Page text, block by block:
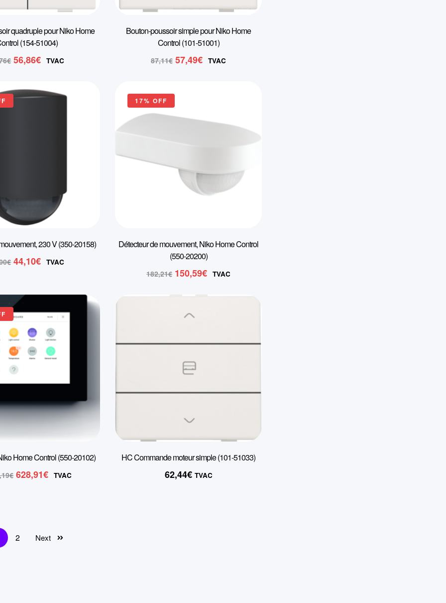
quadruple pour Niko Home
(154-51004)
€ Le
était :
94,76€.
56,86€ Le
est :
TVAC
Bouton-poussoir simple pour Niko Home
Control (101-51001)
87,11€ Le
57,49€ Le
TVAC
230 V (350-20158)
€ Le
était :
63,00€.
44,10€ Le
est :
TVAC
17% OFF
Détecteur de mouvement, Niko Home Control
(550-20200)
182,21€ Le
initial
182,21€.
150,59€ Le
actuel
TVAC
Home Control (550-20102)
€ Le
628,91€ Le
TVAC
HC Commande moteur simple (101-51033)
62,44€ TVAC
2 Next